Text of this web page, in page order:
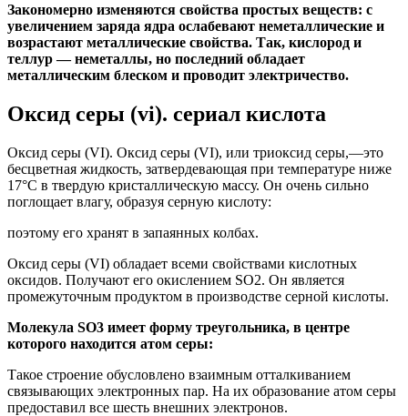
Закономерно изменяются свойства простых веществ: с
увеличением заряда ядра ослабевают неметаллические и
возрастают металлические свойства. Так, кислород и
теллур — неметаллы, но последний обладает
металлическим блеском и проводит электричество.
Оксид серы (vi). сериал кислота
Оксид серы (VI). Оксид серы (VI), или триоксид серы,—это
бесцветная жидкость, затвердевающая при температуре ниже
17°С в твердую кристаллическую массу. Он очень сильно
поглощает влагу, образуя серную кислоту:
поэтому его хранят в запаянных колбах.
Оксид серы (VI) обладает всеми свойствами кислотных
оксидов. Получают его окислением SO2. Он является
промежуточным продуктом в производстве серной кислоты.
Молекула SO3 имеет форму треугольника, в центре
которого находится атом серы:
Такое строение обусловлено взаимным отталкиванием
связывающих электронных пар. На их образование атом серы
предоставил все шесть внешних электронов.